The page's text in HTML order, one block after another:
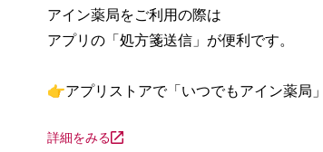
アイン薬局をご利用の際は
アプリの「処方箋送信」が便利です。
👉アプリストアで「いつでもアイン薬局
詳細をみる